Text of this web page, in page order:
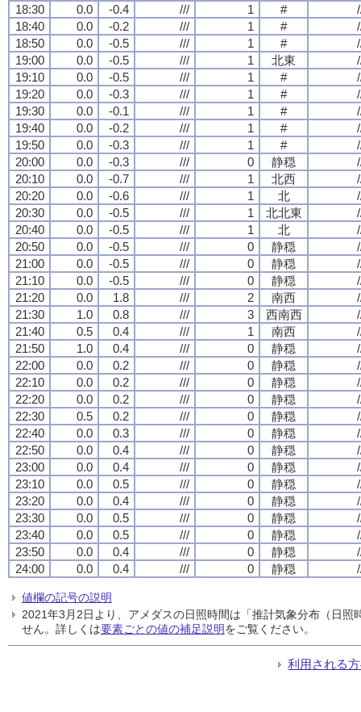
18:30
0.0 -0.4 /// 1 #
18:40
0.0 -0.2 /// 1 #
18:50
0.0 -0.5 /// 1 #
19:00
0.0 -0.5 /// 1 北東
19:10
0.0 -0.5 /// 1 #
19:20
0.0 -0.3 /// 1 #
19:30
0.0 -0.1 /// 1 #
19:40
0.0 -0.2 /// 1 #
19:50
0.0 -0.3 /// 1 #
20:00
0.0 -0.3 /// 0 静穏
20:10
0.0 -0.7 /// 1 北西
20:20
0.0 -0.6 /// 1 北
20:30
0.0 -0.5 /// 1 北北東
20:40
0.0 -0.5 /// 1 北
20:50
0.0 -0.5 /// 0 静穏
21:00
0.0 -0.5 /// 0 静穏
21:10
0.0 -0.5 /// 0 静穏
21:20
0.0 1.8 /// 2 南西
21:30
1.0 0.8 /// 3 西南西
21:40
0.5 0.4 /// 1 南西
21:50
1.0 0.4 /// 0 静穏
22:00
0.0 0.2 /// 0 静穏
22:10
0.0 0.2 /// 0 静穏
22:20
0.0 0.2 /// 0 静穏
22:30
0.5 0.2 /// 0 静穏
22:40
0.0 0.3 /// 0 静穏
22:50
0.0 0.4 /// 0 静穏
23:00
0.0 0.4 /// 0 静穏
23:10
0.0 0.5 /// 0 静穏
23:20
0.0 0.4 /// 0 静穏
23:30
0.0 0.5 /// 0 静穏
23:40
0.0 0.5 /// 0 静穏
23:50
0.0 0.4 /// 0 静穏
24:00
0.0 0.4 /// 0 静穏
値欄の記号の説明
2021年3月2日より、アメダスの日照時間は「推計気象分布（日
せん。詳しくは要素ごとの値の補足説明をご覧ください。
利用される